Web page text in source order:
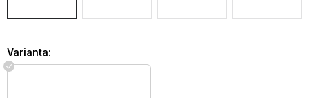
Varianta: